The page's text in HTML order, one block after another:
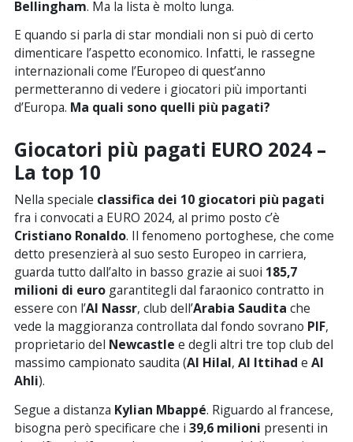
Bellingham. Ma la lista è molto lunga.
E quando si parla di star mondiali non si può di certo
dimenticare l’aspetto economico. Infatti, le rassegne
internazionali come l’Europeo di quest’anno
permetteranno di vedere i giocatori più importanti
d’Europa. Ma quali sono quelli più pagati?
Giocatori più pagati EURO 2024 –
La top 10
Nella speciale classifica dei 10 giocatori più pagati
fra i convocati a EURO 2024, al primo posto c’è
Cristiano Ronaldo. Il fenomeno portoghese, che come
detto presenzierà al suo sesto Europeo in carriera,
guarda tutto dall’alto in basso grazie ai suoi 185,7
milioni di euro garantitegli dal faraonico contratto in
essere con l’Al Nassr, club dell’Arabia Saudita che
vede la maggioranza controllata dal fondo sovrano PIF,
proprietario del Newcastle e degli altri tre top club del
massimo campionato saudita (Al Hilal, Al Ittihad e Al
Ahli).
Segue a distanza Kylian Mbappé. Riguardo al francese,
bisogna però specificare che i 39,6 milioni presenti in